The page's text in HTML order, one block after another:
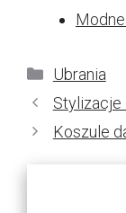
Kategorie
Ubrania
Stylizacje
Koszule